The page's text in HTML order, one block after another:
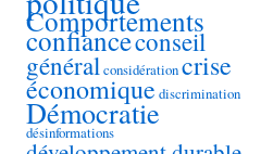
Comportements
confianceconseil
généralconsidérationcrise
économique discrimination
Démocratie
désinformations